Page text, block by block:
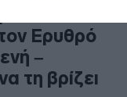
Ερυθρό
–
τη βρίζει